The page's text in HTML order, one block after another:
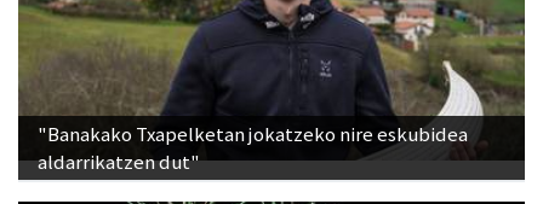
"Banakako Txapelketan jokatzeko nire eskubidea
aldarrikatzen dut"